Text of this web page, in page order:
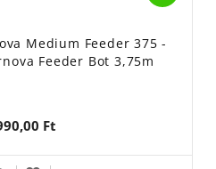
Medium Feeder 375 -
Feeder Bot 3,75m
Ft